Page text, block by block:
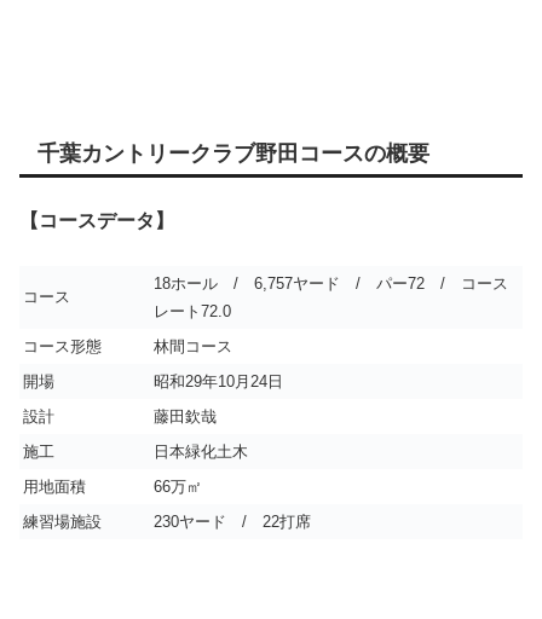
千葉カントリークラブ野田コースの概要
【コースデータ】
コース
18ホール / 6,757ヤード / パー72 / コース
レート72.0
コース形態
林間コース
開場
昭和29年10月24日
設計
藤田欽哉
施工
日本緑化土木
用地面積
66万㎡
練習場施設
230ヤード / 22打席